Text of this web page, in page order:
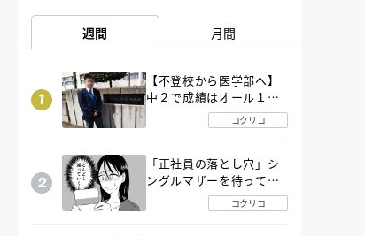
週間 月間
【不登校から医学部へ】
中２で成績はオール１
「昼夜逆転」したわが子
を”夜遊び”に連れ出した
コクリコ
「正社員の落とし穴」シ
ングルマザーを待ってい
た“魔の２年間”【後編】
コクリコ